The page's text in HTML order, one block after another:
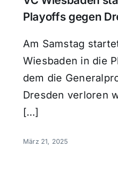
Playoffs gegen
Am Samstag
Wiesbaden in die
dem die
Dresden verloren
[…]
März 21, 2025